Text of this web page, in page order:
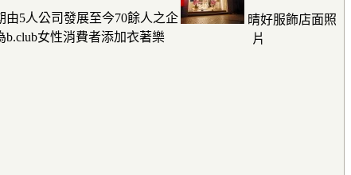
晴好服飾店面照
片
5人公司發展至今70餘人之企
女性消費者添加衣著樂